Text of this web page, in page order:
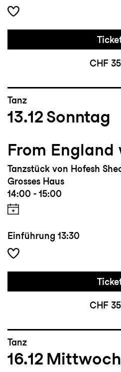
CHF
Tanz
13.12 Sonntag
From England
Tanzstück von Hofesh
Grosses Haus
14:00 - 15:00
Einführung 13:30
CHF
Tanz
16.12 Mittwoch